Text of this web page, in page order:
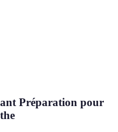
Préparation pour